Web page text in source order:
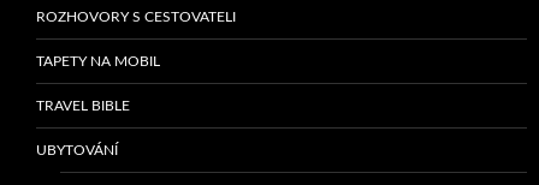
ROZHOVORY S CESTOVATELI
TAPETY NA MOBIL
TRAVEL BIBLE
UBYTOVÁNÍ